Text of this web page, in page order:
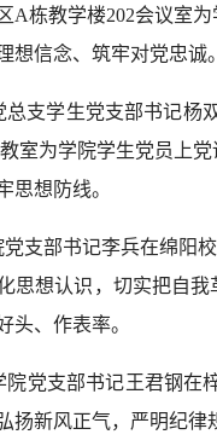
A栋教学楼202会议室
想信念、筑牢对党忠诚
总支学生党支部书记
室为学院学生党员上
思想防线。
支部书记李兵在绵阳
思想认识，切实把自
头、作表率。
院党支部书记王君钢在
扬新风正气，严明纪